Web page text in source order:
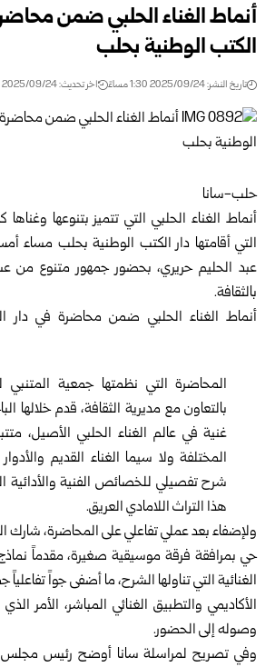
أنماط الغناء الحلبي ضمن
الكتب الوطنية بحلب
تاريخ النشر: 2025/09/24 1:30 مساءً اخر تحديث: 2025/09/24 1:30 مساءً
حلب-سانا
أنماط الغناء الحلبي التي تتميز بتنوعها
التي أقامتها دار الكتب الوطنية بحلب مساء
عبد الحليم حريري، بحضور جمهور متنوع من
بالثقافة.
المحاضرة التي نظمتها جمعية المتنبي
بالتعاون مع مديرية الثقافة، قدم خلالها
غنية في عالم الغناء الحلبي الأصيل،
المختلفة ولا سيما الغناء القديم
شرح تفصيلي للخصائص الفنية والأدائية
هذا التراث اللامادي العريق.
ولإضفاء بعد عملي تفاعلي على المحاضرة، شارك
حي بمرافقة فرقة موسيقية صغيرة، مقدماً
الغنائية التي تناولها الشرح، ما أضفى جواً
الأكاديمي والتطبيق الغنائي المباشر، الأمر
وصوله إلى الحضور.
وفي تصريح لمراسلة سانا أوضح رئيس مجلس